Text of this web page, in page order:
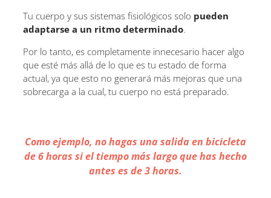
Tu cuerpo y sus sistemas fisiológicos solo pueden
adaptarse a un ritmo determinado.
Por lo tanto, es completamente innecesario hacer algo
que esté más allá de lo que es tu estado de forma
actual, ya que esto no generará más mejoras que una
sobrecarga a la cual, tu cuerpo no está preparado.
Como ejemplo, no hagas una salida en bicicleta
de 6 horas si el tiempo más largo que has hecho
antes es de 3 horas.